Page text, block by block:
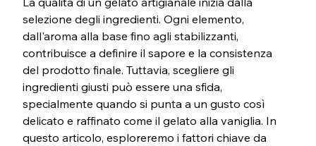
selezione degli ingredienti. Ogni elemento,
dall'aroma alla base fino agli stabilizzanti,
contribuisce a definire il sapore e la consistenza
del prodotto finale. Tuttavia, scegliere gli
ingredienti giusti può essere una sfida,
specialmente quando si punta a un gusto così
delicato e raffinato come il gelato alla vaniglia. In
questo articolo, esploreremo i fattori chiave da